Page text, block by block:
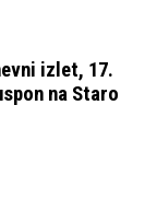
izlet, 17.
na Staro